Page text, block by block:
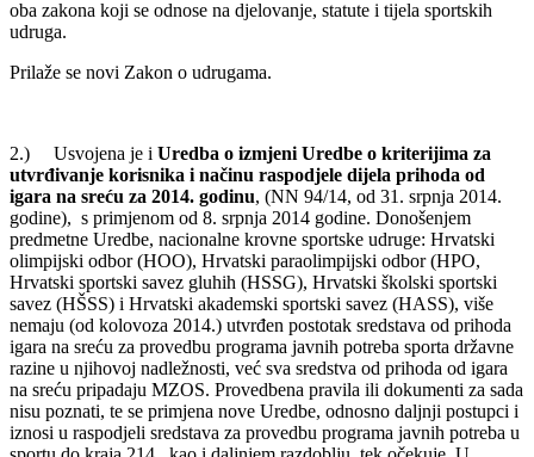
oba zakona koji se odnose na djelovanje, statute i tijela sportskih
udruga.
Prilaže se novi Zakon o udrugama.
2.) Usvojena je i Uredba o izmjeni Uredbe o kriterijima za
utvrđivanje korisnika i načinu raspodjele dijela prihoda od
igara na sreću za 2014. godinu, (NN 94/14, od 31. srpnja 2014.
godine), s primjenom od 8. srpnja 2014 godine. Donošenjem
predmetne Uredbe, nacionalne krovne sportske udruge: Hrvatski
olimpijski odbor (HOO), Hrvatski paraolimpijski odbor (HPO,
Hrvatski sportski savez gluhih (HSSG), Hrvatski školski sportski
savez (HŠSS) i Hrvatski akademski sportski savez (HASS), više
nemaju (od kolovoza 2014.) utvrđen postotak sredstava od prihoda
igara na sreću za provedbu programa javnih potreba sporta državne
razine u njihovoj nadležnosti, već sva sredstva od prihoda od igara
na sreću pripadaju MZOS. Provedbena pravila ili dokumenti za sada
nisu poznati, te se primjena nove Uredbe, odnosno daljnji postupci i
iznosi u raspodjeli sredstava za provedbu programa javnih potreba u